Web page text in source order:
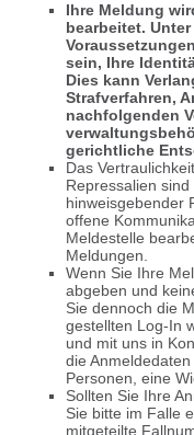
Ihre Meldung
bearbeitet.
sein, Ihre
Dies kann
Strafverfahren,
nachfolgenden
gerichtliche
Das
Repressalien
hinweisgebender
offene
Meldestelle
Meldungen.
Wenn Sie Ihre
abgeben und
Sie dennoch die
gestellten Log-In
und mit uns in
die
Personen, eine
Sollten Sie Ihre
Sie bitte im Falle
mitgeteilte